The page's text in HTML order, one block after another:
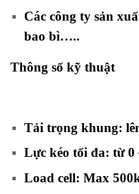
Các công ty sản
bao bì…..
Thông số kỹ thuật
Tải trọng khung:
Lực kéo tối đa: từ 0
Load cell: Max